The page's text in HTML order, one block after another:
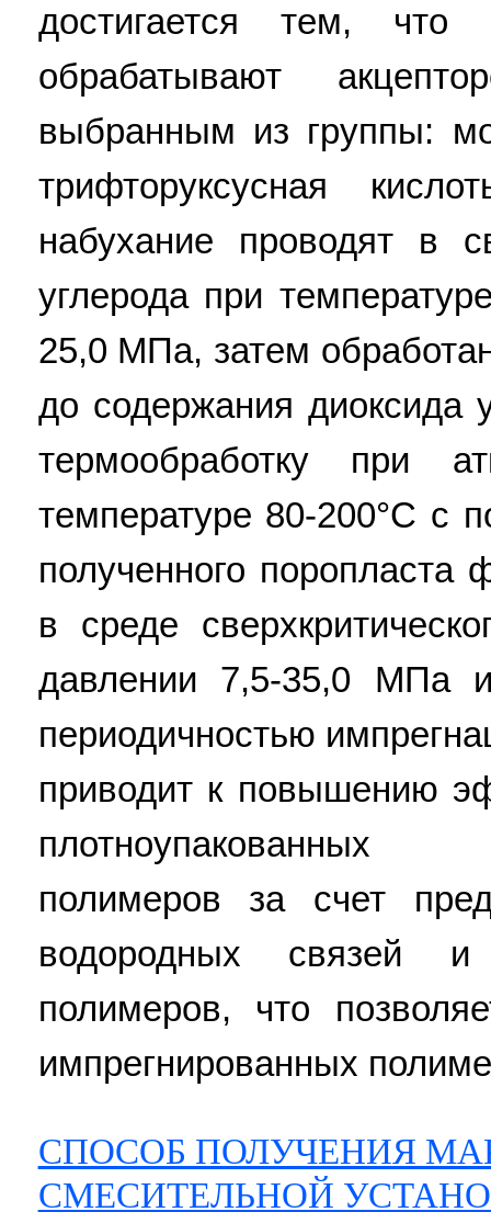
достигается тем, что
обрабатывают
выбранным из группы:
трифторуксусная
набухание проводят в
углерода при
25,0 МПа, затем
до содержания диоксида
термообработку при
температуре 80-200°С с
полученного поропласта
в среде
давлении 7,5-35,0 МПа
периодичностью
приводит к повышению
плотноупакованных
полимеров за счет
водородных связей и
полимеров, что
импрегнированных
СПОСОБ ПОЛУЧЕНИЯ
СМЕСИТЕЛЬНОЙ